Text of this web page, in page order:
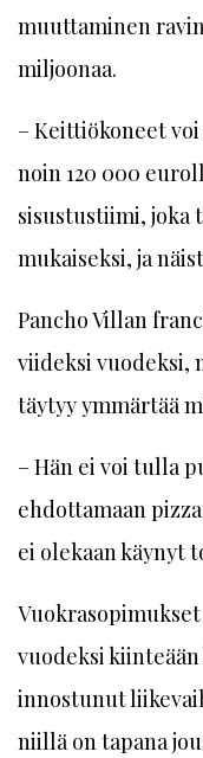
muuttaminen
miljoonaa.
– Keittiökoneet
noin 120 000
sisustustiimi, joka
mukaiseksi, ja
Pancho Villan
viideksi vuodeksi,
täytyy ymmärtää
– Hän ei voi tulla
ehdottamaan
ei olekaan käynyt
vuodeksi
innostunut
niillä on tapana